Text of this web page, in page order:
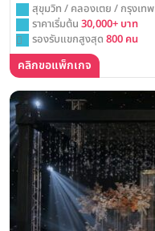
สุขุมวิท / คลองเตย / กรุงเทพ
ราคาเริ่มต้น 30,000+ บาท
รองรับแขกสูงสุด 800 คน
คลิกขอแพ็กเกจ